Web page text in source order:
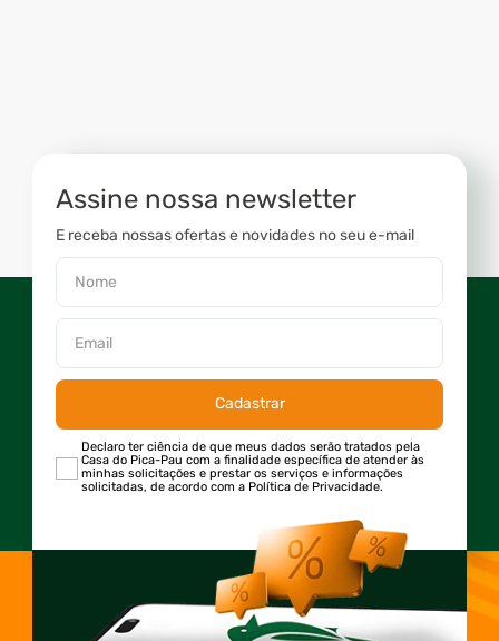
Assine nossa newsletter
E receba nossas ofertas e novidades no seu e-mail
Cadastrar
Declaro ter ciência de que meus dados serão tratados pela
Casa do Pica-Pau com a finalidade específica de atender às
minhas solicitações e prestar os serviços e informações
solicitadas, de acordo com a Política de Privacidade.